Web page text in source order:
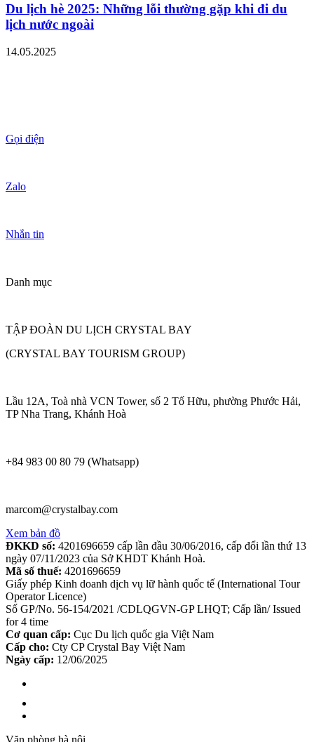
Du lịch hè 2025: Những lỗi thường gặp khi đi du
lịch nước ngoài
14.05.2025
Gọi điện
Zalo
Nhắn tin
Danh mục
TẬP ĐOÀN DU LỊCH CRYSTAL BAY
(CRYSTAL BAY TOURISM GROUP)
Lầu 12A, Toà nhà VCN Tower, số 2 Tố Hữu, phường Phước Hải,
TP Nha Trang, Khánh Hoà
+84 983 00 80 79 (Whatsapp)
marcom@crystalbay.com
Xem bản đồ
ĐKKD số: 4201696659 cấp lần đầu 30/06/2016, cấp đổi lần thứ 13
ngày 07/11/2023 của Sở KHDT Khánh Hoà.
Mã số thuế: 4201696659
Giấy phép Kinh doanh dịch vụ lữ hành quốc tế (International Tour
Operator Licence)
Số GP/No. 56-154/2021 /CDLQGVN-GP LHQT; Cấp lần/ Issued
for 4 time
Cơ quan cấp: Cục Du lịch quốc gia Việt Nam
Cấp cho: Cty CP Crystal Bay Việt Nam
Ngày cấp: 12/06/2025
Văn phòng hà nội